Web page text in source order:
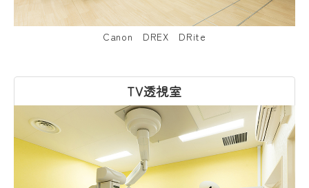
Canon DREX DRite
TV透視室